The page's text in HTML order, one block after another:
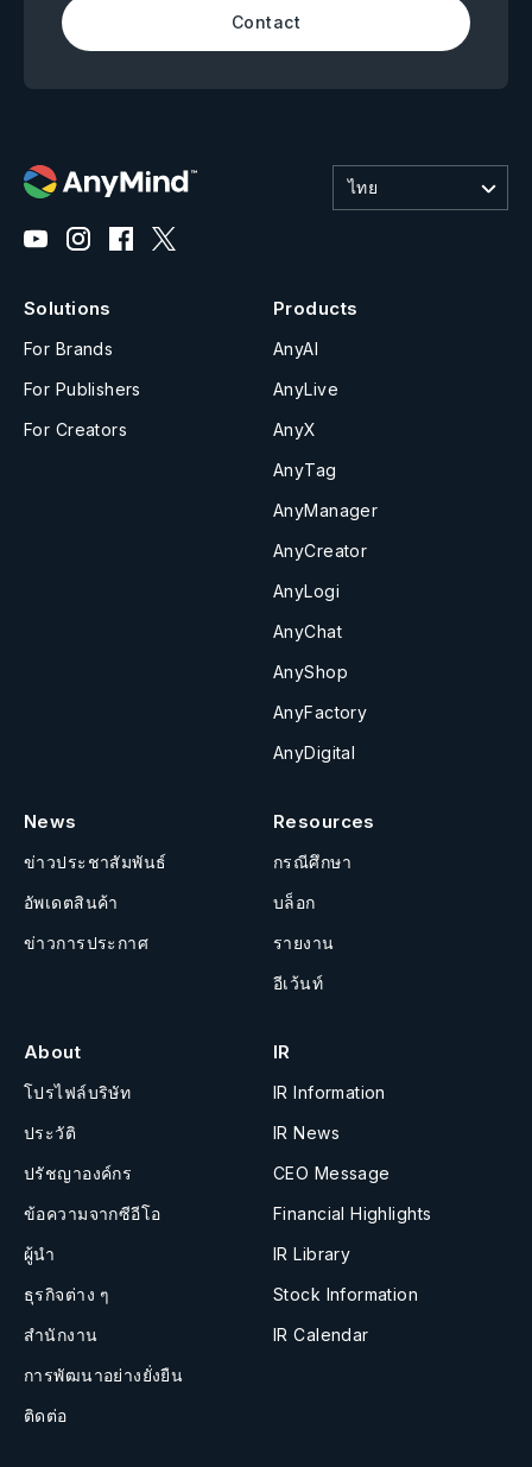
Contact
ไทย
Solutions
For Brands
For Publishers
For Creators
Products
AnyAI
AnyLive
AnyX
AnyTag
AnyManager
AnyCreator
AnyLogi
AnyChat
AnyShop
AnyFactory
AnyDigital
News
ข่าวประชาสัมพันธ์
อัพเดตสินค้า
ข่าวการประกาศ
Resources
กรณีศึกษา
บล็อก
รายงาน
อีเว้นท์
About
โปรไฟล์บริษัท
ประวัติ
ปรัชญาองค์กร
ข้อความจากซีอีโอ
ผู้นำ
ธุรกิจต่าง ๆ
สำนักงาน
การพัฒนาอย่างยั่งยืน
ติดต่อ
IR
IR Information
IR News
CEO Message
Financial Highlights
IR Library
Stock Information
IR Calendar